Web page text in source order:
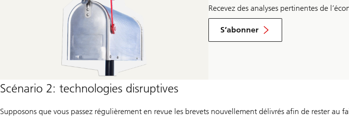
Recevez des analyses pertinentes de
S’abonner
pour
newsletter
Scénario 2: technologies disruptives
Supposons que vous passez régulièrement en revue les brevets nouvellement délivrés afin de rester